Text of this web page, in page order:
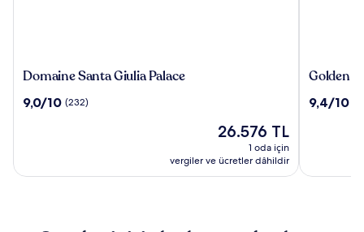
Domaine
Giulia
Domaine Santa Giulia Palace
10
9,0/10 (232)
Güncel
26.576 TL
26.576 TL
1 oda için
vergiler ve ücretler dâhildir
Golden
Porto
Golden
10
9,4/10